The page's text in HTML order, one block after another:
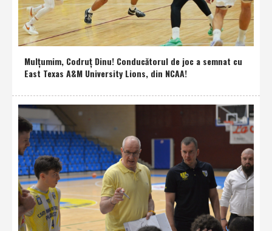
Mulţumim, Codruţ Dinu! Conducătorul de joc a semnat cu
East Texas A&M University Lions, din NCAA!